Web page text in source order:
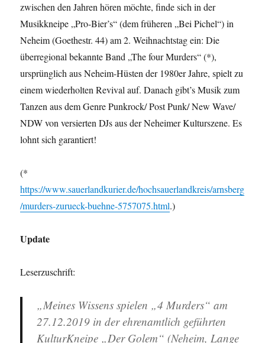
zwischen den Jahren hören möchte, finde sich in der
Musikkneipe „Pro-Bier’s“ (dem früheren „Bei Pichel“) in
Neheim (Goethestr. 44) am 2. Weihnachtstag ein: Die
überregional bekannte Band „The four Murders“ (*),
ursprünglich aus Neheim-Hüsten der 1980er Jahre, spielt zu
einem wiederholten Revival auf. Danach gibt’s Musik zum
Tanzen aus dem Genre Punkrock/ Post Punk/ New Wave/
NDW von versierten DJs aus der Neheimer Kulturszene. Es
lohnt sich garantiert!
(*
https://www.sauerlandkurier.de/hochsauerlandkreis/arnsberg
/murders-zurueck-buehne-5757075.html.)
Update
Leserzuschrift:
„Meines Wissens spielen „4 Murders“ am
27.12.2019 in der ehrenamtlich geführten
KulturKneipe „Der Golem“ (Neheim, Lange